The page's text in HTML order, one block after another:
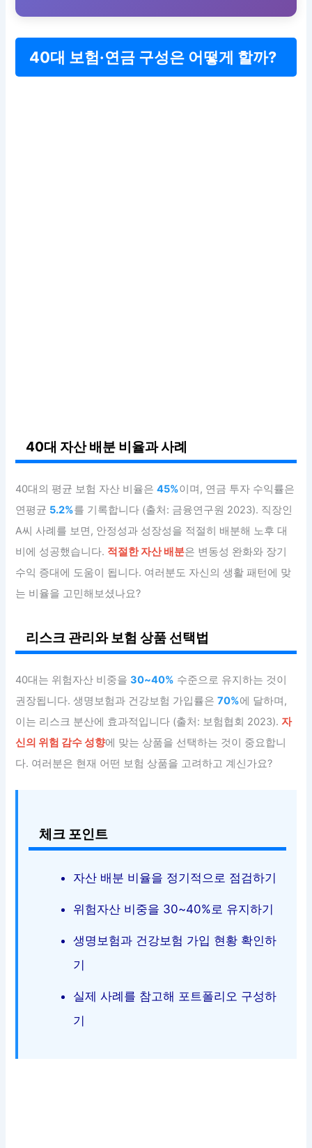
40대 보험·연금 구성은 어떻게 할까?
40대 자산 배분 비율과 사례
40대의 평균 보험 자산 비율은45%이며, 연금 투자 수익률은
연평균 5.2%를 기록합니다 (출처: 금융연구원 2023). 직장인
A씨 사례를 보면, 안정성과 성장성을 적절히 배분해 노후 대
비에 성공했습니다. 적절한 자산 배분은 변동성 완화와 장기
수익 증대에 도움이 됩니다. 여러분도 자신의 생활 패턴에 맞
는 비율을 고민해보셨나요?
리스크 관리와 보험 상품 선택법
40대는 위험자산 비중을30~40% 수준으로 유지하는 것이
권장됩니다. 생명보험과 건강보험 가입률은70%에 달하며,
이는 리스크 분산에 효과적입니다 (출처: 보험협회 2023).자
신의 위험 감수 성향에 맞는 상품을 선택하는 것이 중요합니
다. 여러분은 현재 어떤 보험 상품을 고려하고 계신가요?
체크 포인트
자산 배분 비율을 정기적으로 점검하기
위험자산 비중을 30~40%로 유지하기
생명보험과 건강보험 가입 현황 확인하
기
실제 사례를 참고해 포트폴리오 구성하
기